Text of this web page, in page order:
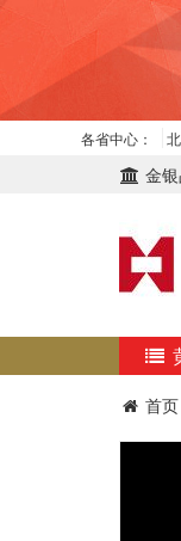
各省中心：
金
首页